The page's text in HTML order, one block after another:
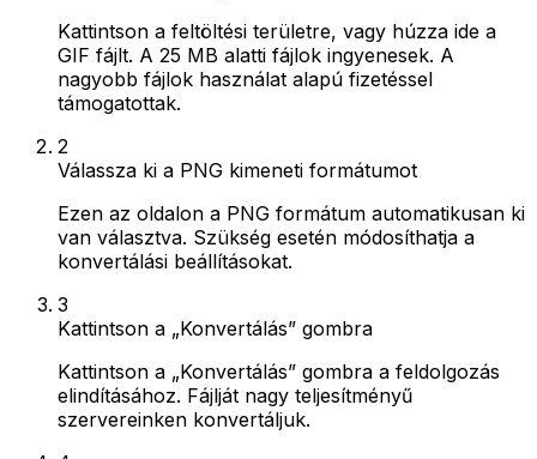
Kattintson a feltöltési területre, vagy húzza ide a
GIF fájlt. A 25 MB alatti fájlok ingyenesek. A
nagyobb fájlok használat alapú fizetéssel
támogatottak.
2
Válassza ki a PNG kimeneti formátumot
Ezen az oldalon a PNG formátum automatikusan ki
van választva. Szükség esetén módosíthatja a
konvertálási beállításokat.
3
Kattintson a „Konvertálás” gombra
Kattintson a „Konvertálás” gombra a feldolgozás
elindításához. Fájlját nagy teljesítményű
szervereinken konvertáljuk.